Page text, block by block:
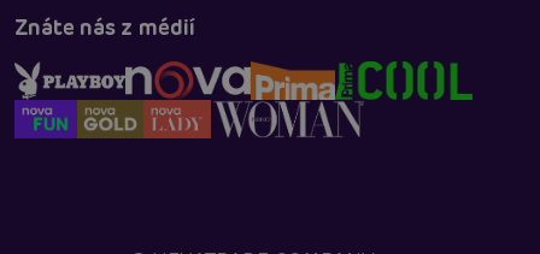
Znáte nás z médií